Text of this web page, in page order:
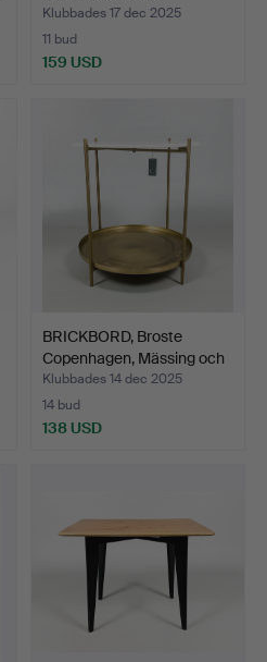
Klubbades 17 dec 2025
11 bud
159 USD
BRICKBORD, Broste
Copenhagen, Mässing och
…
Klubbades 14 dec 2025
14 bud
138 USD